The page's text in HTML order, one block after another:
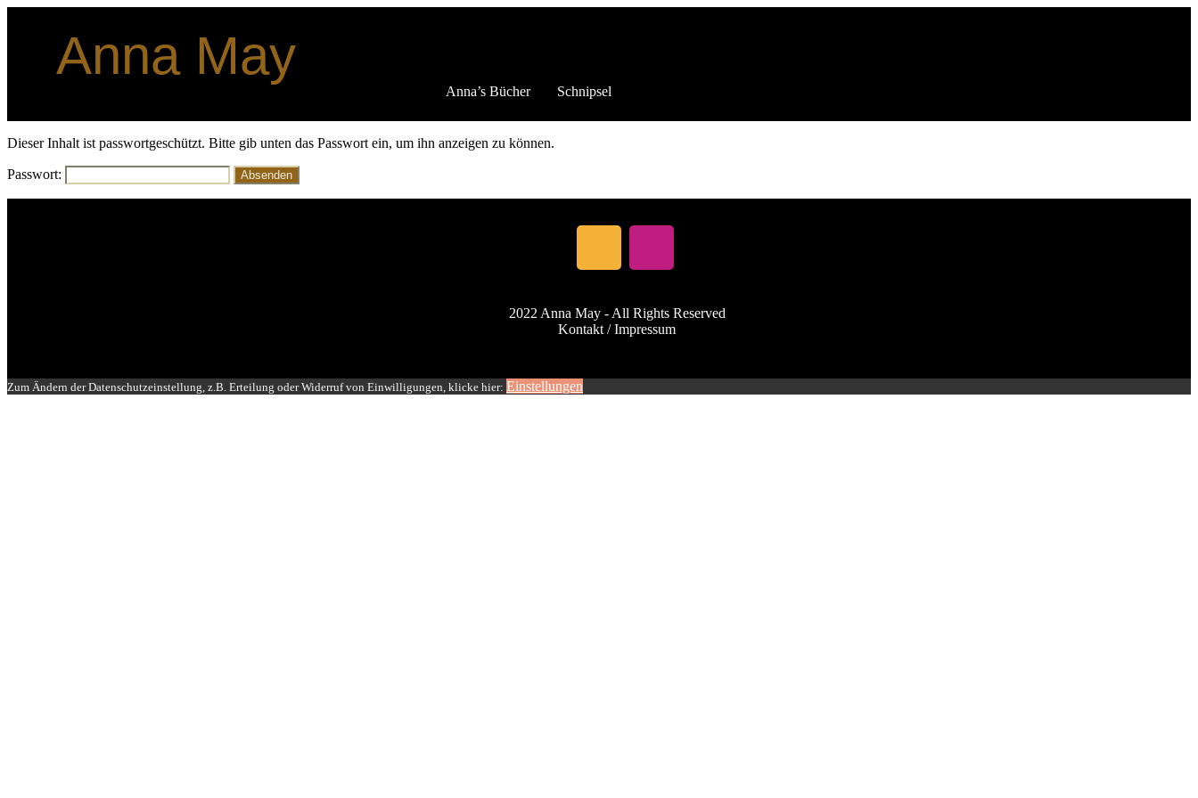
Anna May
Anna’s Bücher Schnipsel
Dieser Inhalt ist passwortgeschützt. Bitte gib unten das Passwort ein, um ihn anzeigen zu können.
Passwort:
2022 Anna May - All Rights Reserved
Kontakt / Impressum
Zum Ändern der Datenschutzeinstellung, z.B. Erteilung oder Widerruf von Einwilligungen, klicke hier: Einstellungen